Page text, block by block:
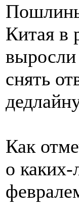
Китая в
выросли
снять
Как
о каких-